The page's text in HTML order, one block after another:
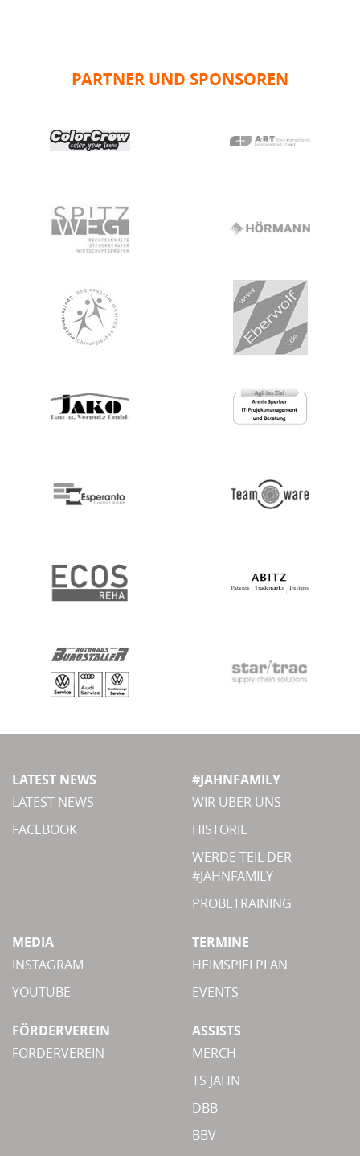
PARTNER UND SPONSOREN
LATEST NEWS
LATEST NEWS
FACEBOOK
#JAHNFAMILY
WIR ÜBER UNS
HISTORIE
WERDE TEIL DER
#JAHNFAMILY
PROBETRAINING
MEDIA
INSTAGRAM
YOUTUBE
TERMINE
HEIMSPIELPLAN
EVENTS
FÖRDERVEREIN
FÖRDERVEREIN
ASSISTS
MERCH
TS JAHN
DBB
BBV